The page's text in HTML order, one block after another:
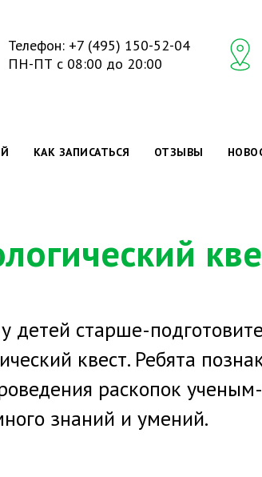
Телефон: +7 (495) 150-52-04
ПН-ПТ с 08:00 до 20:00
КАК ЗАПИСАТЬСЯ ОТЗЫВЫ
детей старше-
квест. Ребята
раскопок
знаний и умений.